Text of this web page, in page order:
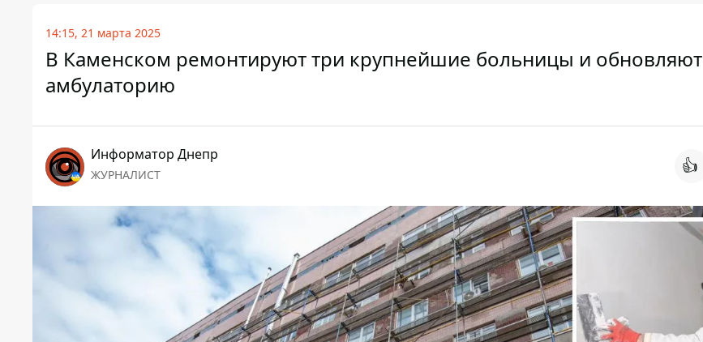
14:15, 21 марта 2025
В Каменском ремонтируют три крупнейшие больницы и обновляют
амбулаторию
Информатор Днепр
ЖУРНАЛИСТ 👍